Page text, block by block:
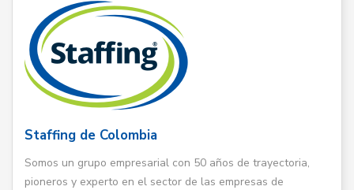
Staffing de Colombia
Somos un grupo empresarial con 50 años de trayectoria,
pioneros y experto en el sector de las empresas de